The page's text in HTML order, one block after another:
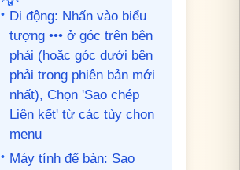
• Di động: Nhấn vào biểu
tượng ••• ở góc trên bên
phải (hoặc góc dưới bên
phải trong phiên bản mới
nhất), Chọn 'Sao chép
Liên kết' từ các tùy chọn
menu
• Máy tính để bàn: Sao